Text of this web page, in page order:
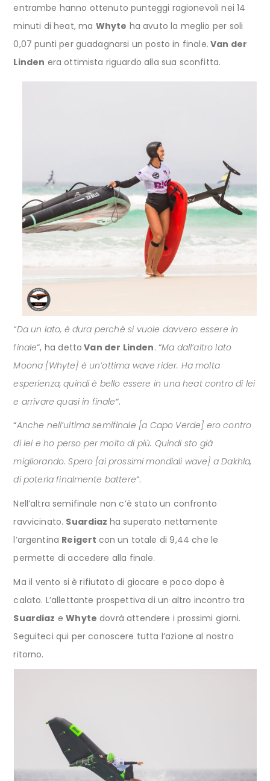
entrambe hanno ottenuto punteggi ragionevoli nei 14
minuti di heat, ma Whyte ha avuto la meglio per soli
0,07 punti per guadagnarsi un posto in finale. Van der
Linden era ottimista riguardo alla sua sconfitta.
“Da un lato, è dura perché si vuole davvero essere in
finale“, ha detto Van der Linden. “Ma dall’altro lato
Moona [Whyte] è un’ottima wave rider. Ha molta
esperienza, quindi è bello essere in una heat contro di lei
e arrivare quasi in finale“.
“Anche nell’ultima semifinale [a Capo Verde] ero contro
di lei e ho perso per molto di più. Quindi sto già
migliorando. Spero [ai prossimi mondiali wave] a Dakhla,
di poterla finalmente battere“.
Nell’altra semifinale non c’è stato un confronto
ravvicinato. Suardiaz ha superato nettamente
l’argentina Reigert con un totale di 9,44 che le
permette di accedere alla finale.
Ma il vento si è rifiutato di giocare e poco dopo è
calato. L’allettante prospettiva di un altro incontro tra
Suardiaz eWhyte dovrà attendere i prossimi giorni.
Seguiteci qui per conoscere tutta l’azione al nostro
ritorno.